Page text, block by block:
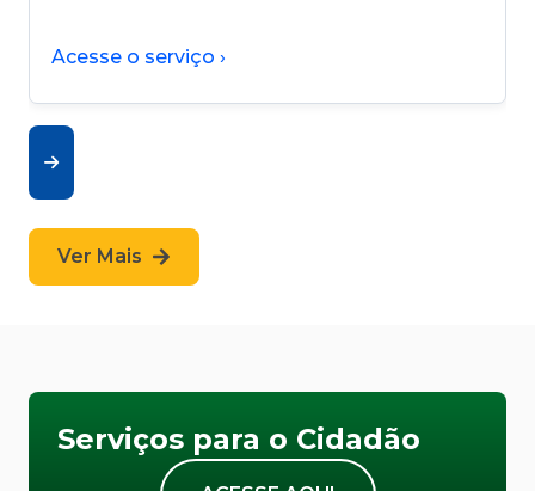
Acesse o serviço ›
Ver Mais
Serviços para o Cidadão